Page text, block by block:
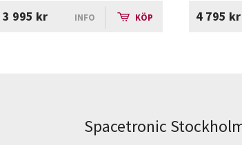
3 995 kr INFO KÖP 4 795 kr
Spacetronic